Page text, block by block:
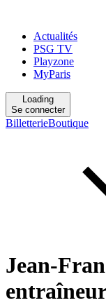
Actualités
PSG TV
Playzone
MyParis
Loading
Se connecter
BilletterieBoutique
Jean-